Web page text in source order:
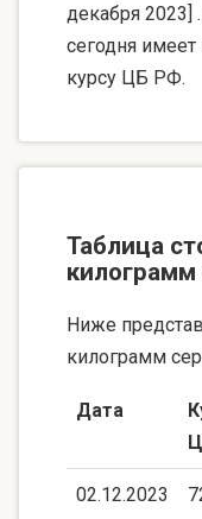
декабря 2023]
сегодня
курсу ЦБ РФ.
Таблица
килограмм
Ниже
килограмм
Дата
02.12.2023